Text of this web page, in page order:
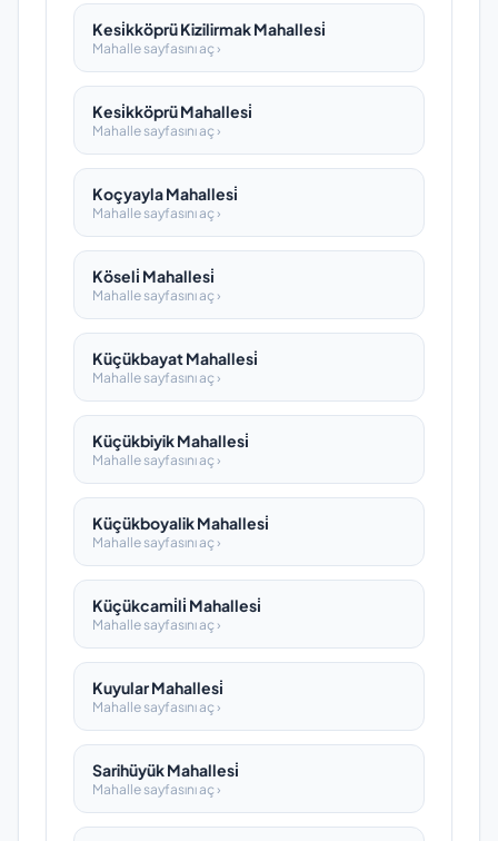
Kesi̇kköprü Kizilirmak Mahallesi̇
Mahalle sayfasını aç ›
Kesi̇kköprü Mahallesi̇
Mahalle sayfasını aç ›
Koçyayla Mahallesi̇
Mahalle sayfasını aç ›
Köseli̇ Mahallesi̇
Mahalle sayfasını aç ›
Küçükbayat Mahallesi̇
Mahalle sayfasını aç ›
Küçükbiyik Mahallesi̇
Mahalle sayfasını aç ›
Küçükboyalik Mahallesi̇
Mahalle sayfasını aç ›
Küçükcami̇li̇ Mahallesi̇
Mahalle sayfasını aç ›
Kuyular Mahallesi̇
Mahalle sayfasını aç ›
Sarihüyük Mahallesi̇
Mahalle sayfasını aç ›